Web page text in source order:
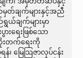
တ်ချက်များနှင့်အညီ
ချက်များမှာ
းရေးဖြစ်သော
းတက်ရေးကို
မြေသြဇာလုပ်ငန်း